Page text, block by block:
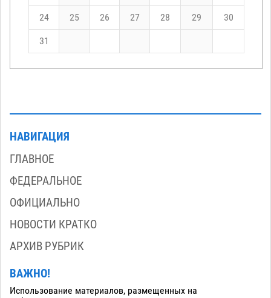
24 25 26 27 28 29 30
31
НАВИГАЦИЯ
ГЛАВНОЕ
ФЕДЕРАЛЬНОЕ
ОФИЦИАЛЬНО
НОВОСТИ КРАТКО
АРХИВ РУБРИК
ВАЖНО!
Использование материалов, размещенных на